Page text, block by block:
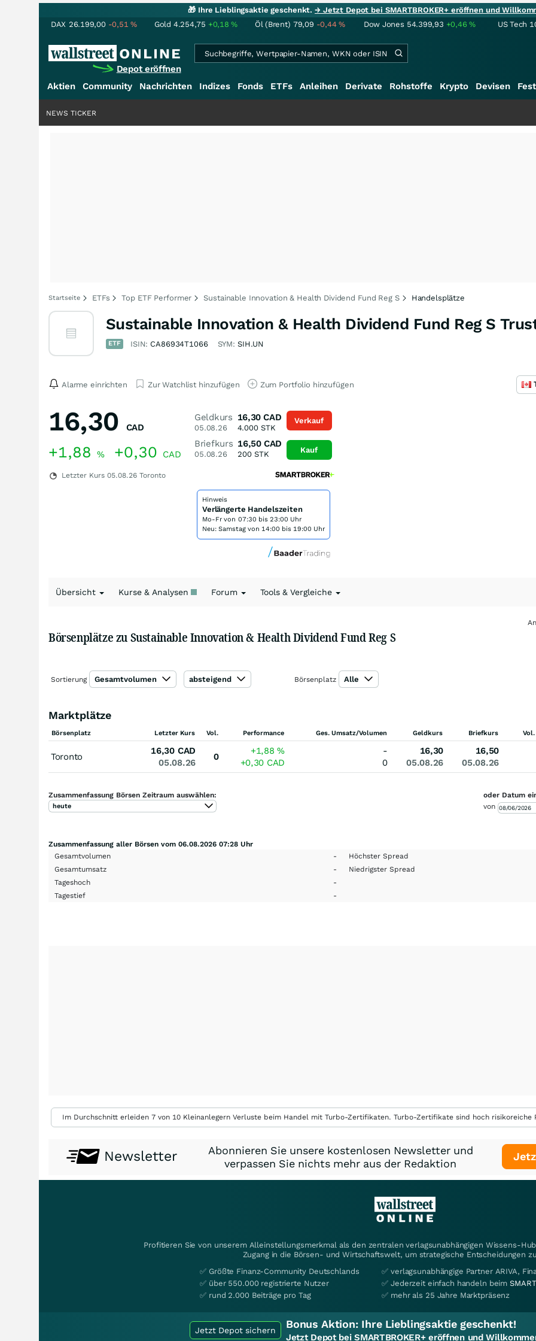
🎁 Ihre Lieblingsaktie geschenkt.→ Jetzt Depot bei SMARTBROKER+ eröffnen und
DAX 26.199,00 -0,51% Gold 4.254,75 +0,18% Öl (Brent) 79,09 -0,44% Dow Jones 54.399,93 +0,46% US Tech
Depot eröffnen
Aktien Community Nachrichten Indizes Fonds ETFs Anleihen Derivate Rohstoffe Krypto Devisen
NEWS TICKER
Startseite ETFs Top ETF Performer Sustainable Innovation & Health Dividend Fund Reg S Handelsplätze
Sustainable Innovation & Health Dividend Fund Reg S
ETF ISIN: CA86934T1066 SYM: SIH.UN
Alarme einrichten Zur Watchlist hinzufügen Zum Portfolio hinzufügen
16,30 CAD
+1,88 % +0,30 CAD
Letzter Kurs 05.08.26 Toronto
Geldkurs
05.08.26
16,30 CAD
4.000STK
Briefkurs
05.08.26
16,50 CAD
200STK
Verkauf
Kauf
Hinweis
Verlängerte Handelszeiten
Mo-Fr von 07:30 bis 23:00 Uhr
Neu: Samstag von 14:00 bis 19:00 Uhr
Übersicht Kurse & Analysen Forum Tools & Vergleiche
Börsenplätze zu Sustainable Innovation & Health Dividend Fund Reg S
Sortierung Gesamtvolumen absteigend Börsenplatz Alle
Marktplätze
Börsenplatz Letzter Kurs Vol. Performance Ges. Umsatz/Volumen Geldkurs Briefkurs
Toronto
16,30 CAD
05.08.26
0
+1,88%
+0,30 CAD
-
0
16,30
05.08.26
16,50
05.08.26
Zusammenfassung Börsen Zeitraum auswählen:
heute
oder Datum
von
Zusammenfassung aller Börsen vom 06.08.2026 07:28 Uhr
Gesamtvolumen
- Höchster Spread
Gesamtumsatz
- Niedrigster Spread
Tageshoch
-
Tagestief
-
Im Durchschnitt erleiden 7 von 10 Kleinanlegern Verluste beim Handel mit Turbo-Zertifikaten. Turbo-Zertifikate sind hoch
Newsletter
Abonnieren Sie unsere kostenlosen Newsletter und
verpassen Sie nichts mehr aus der Redaktion
Profitieren Sie von unserem Alleinstellungsmerkmal als den zentralen verlagsunabhängigen Wissens-
Zugang in die Börsen- und Wirtschaftswelt, um strategische Entscheidungen
✅ Größte Finanz-Community Deutschlands
✅ über 550.000 registrierte Nutzer
✅ rund 2.000 Beiträge pro Tag
✅ verlagsunabhängige Partner ARIVA,
✅ Jederzeit einfach handeln beim
✅ mehr als 25 Jahre Marktpräsenz
Jetzt Depot sichern Bonus Aktion: Ihre Lieblingsaktie geschenkt!
Jetzt Depot bei SMARTBROKER+ eröffnen und